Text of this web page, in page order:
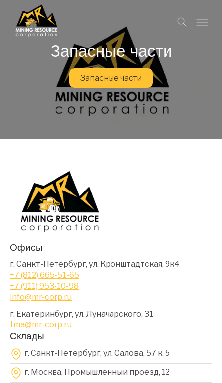
Запасные части
Запасные части
Офисы
г. Санкт-Петербург, ул. Кронштадтская, 9к4
+7 (812) 665-51-65
+7 (911) 953-10-98
info@mr-corp.ru
г. Екатеринбург, ул. Луначарского, 31
tma@mr-corp.ru
Склады
г. Санкт-Петербург, ул. Салова, 57 к. 5
г. Москва, Промышленный проезд, 12